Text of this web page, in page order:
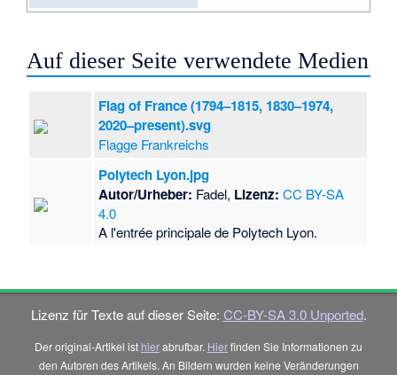
Auf dieser Seite verwendete Medien
Flag of France (1794–1815, 1830–1974,
2020–present).svg
Flagge Frankreichs
Polytech Lyon.jpg
Autor/Urheber: Fadel, Lizenz: CC BY-SA
4.0
A l'entrée principale de Polytech Lyon.
Lizenz für Texte auf dieser Seite: CC-BY-SA 3.0 Unported.
Der original-Artikel ist hierabrufbar. Hierfinden Sie Informationen zu
den Autoren des Artikels. An Bildern wurden keine Veränderungen